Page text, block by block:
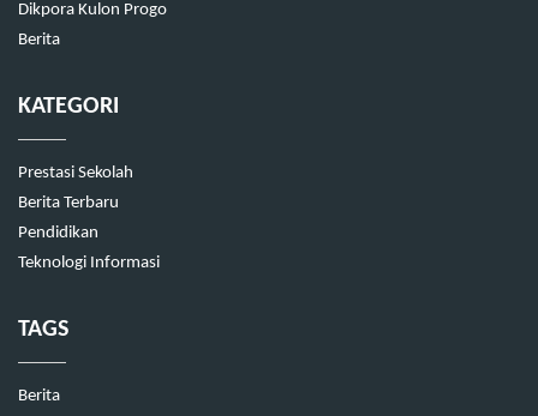
Dikpora Kulon Progo
Berita
KATEGORI
Prestasi Sekolah
Berita Terbaru
Pendidikan
Teknologi Informasi
TAGS
Berita